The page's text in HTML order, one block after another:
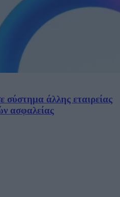
άλλης εταιρείας
ασφαλείας